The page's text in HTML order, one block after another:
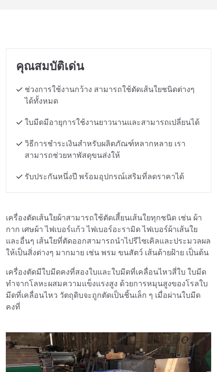
คุณสมบัติเด่น
ช่วงการใช้งานกว้าง สามารถใช้ตัดเส้นใยชนิดต่างๆ
ได้ทั้งหมด
ใบมีดมีอายุการใช้งานยาวนานและสามารถเปลี่ยนได้
วิธีการชำระเงินสำหรับผลิตภัณฑ์หลากหลาย เรา
สามารถช่วยหาพัสดุขนส่งให้
รับประกันหนึ่งปี พร้อมอุปกรณ์เสริมที่ลดราคาได้
เครื่องตัดเส้นใยผ้าสามารถใช้ตัดเสี้ยนเส้นใยทุกชนิด เช่น ผ้า
กาก เศษผ้า ไฟเบอร์แก้ว ไฟเบอร์อะรามิด ไฟเบอร์ผ้าเส้นใย
และอื่นๆ เส้นใยที่ตัดออกสามารถนำไปรีไซเคิลและประมวลผล
ให้เป็นสิ่งต่างๆ มากมาย เช่น พรม ขนสัตว์ เส้นด้ายฝ้าย เป็นต้น
เครื่องตัดมีใบมีดคงที่สองใบและใบมีดที่เคลื่อนไหวสี่ใบ ใบมีด
ทำจากโลหะผสมความแข็งแรงสูง ด้วยการหมุนสูงของโรลใบ
มีดที่เคลื่อนไหว วัตถุดิบจะถูกตัดเป็นชิ้นเล็ก ๆ เมื่อผ่านใบมีด
คงที่